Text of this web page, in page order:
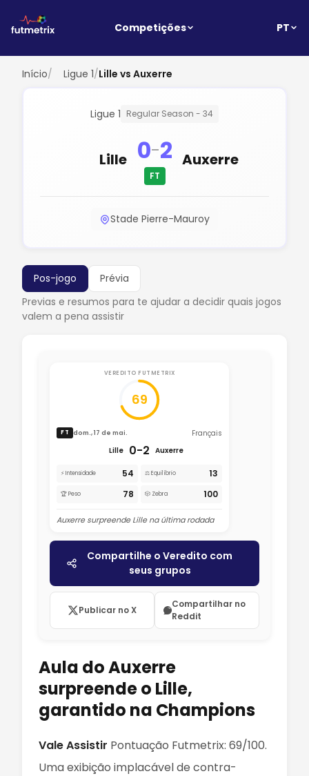
Competições PT
Início/ Ligue 1/Lille vs Auxerre
Ligue 1 Regular Season - 34
Lille 0-2
FT
Auxerre
Stade Pierre-Mauroy
Pos-jogo
Prévia
Previas e resumos para te ajudar a decidir quais jogos
valem a pena assistir
VEREDITO FUTMETRIX
69
FT dom., 17 de mai.
Français
Lille 0-2 Auxerre
⚡ Intensidade 54 ⚖️ Equilíbrio 13
🏆 Peso 78 🎲 Zebra 100
Auxerre surpreende Lille na última rodada
Compartilhe o Veredito com
seus grupos
Publicar no X
Compartilhar no
Reddit
Aula do Auxerre
surpreende o Lille,
garantido na Champions
Vale Assistir Pontuação Futmetrix: 69/100.
Uma exibição implacável de contra-